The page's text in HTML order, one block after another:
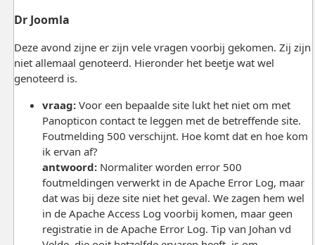
Dr Joomla
Deze avond zijne er zijn vele vragen voorbij gekomen. Zij zijn
niet allemaal genoteerd. Hieronder het beetje wat wel
genoteerd is.
vraag: Voor een bepaalde site lukt het niet om met
Panopticon contact te leggen met de betreffende site.
Foutmelding 500 verschijnt. Hoe komt dat en hoe kom
ik ervan af?
antwoord:Normaliter worden error 500
foutmeldingen verwerkt in de Apache Error Log, maar
dat was bij deze site niet het geval. We zagen hem wel
in de Apache Access Log voorbij komen, maar geen
registratie in de Apache Error Log. Tip van Johan vd